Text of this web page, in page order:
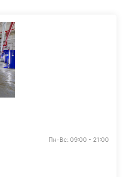
Пн-Вс: 09:00 - 21:00